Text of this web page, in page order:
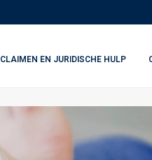
CLAIMEN EN JURIDISCHE HULP